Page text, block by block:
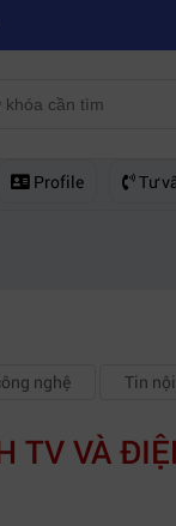
chọn mua máy
Profile Tư
nghệ Tin
TV VÀ